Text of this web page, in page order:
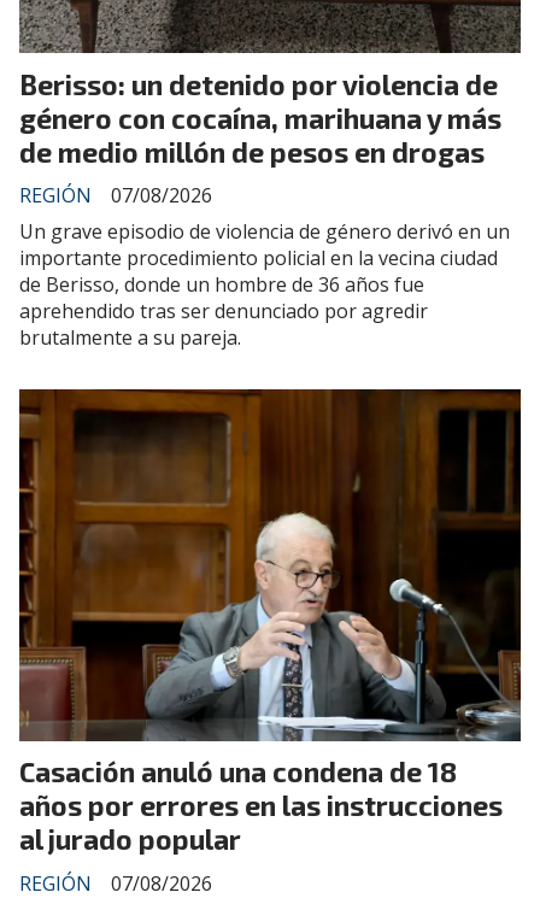
Berisso: un detenido por violencia de
género con cocaína, marihuana y más
de medio millón de pesos en drogas
REGIÓN
07/08/2026
Un grave episodio de violencia de género derivó en un
importante procedimiento policial en la vecina ciudad
de Berisso, donde un hombre de 36 años fue
aprehendido tras ser denunciado por agredir
brutalmente a su pareja.
Casación anuló una condena de 18
años por errores en las instrucciones
al jurado popular
REGIÓN
07/08/2026